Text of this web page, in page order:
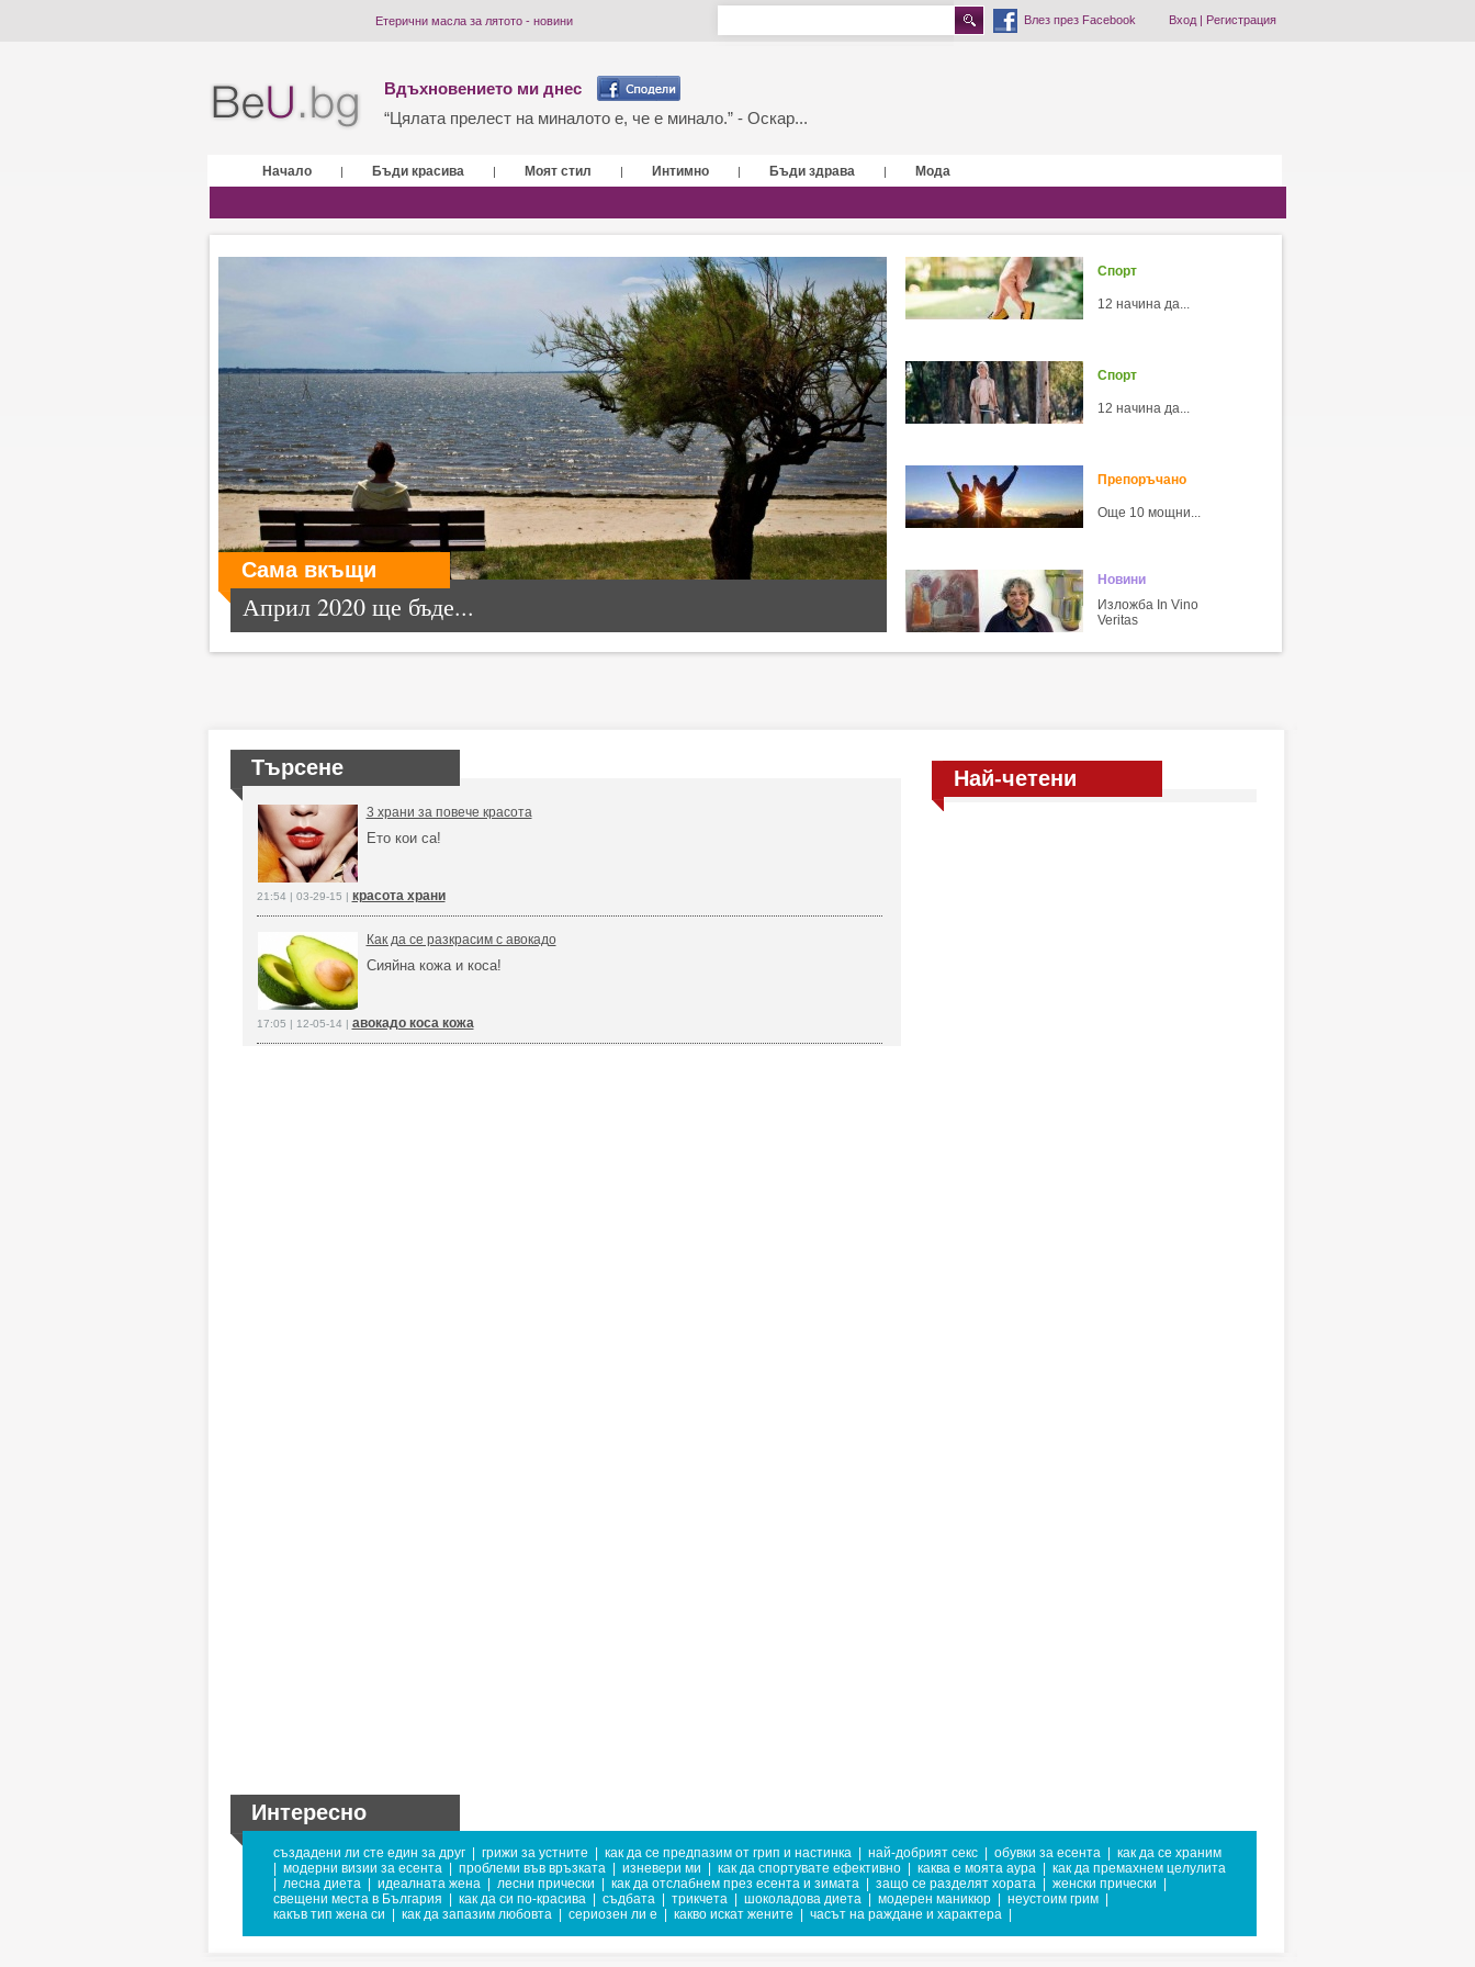
Етерични масла за лятото - новини Влез през Facebook Вход| Регистрация
Вдъхновението ми днес
“Цялата прелест на миналото е, че е минало.” - Оскар...
Начало | Бъди красива | Моят стил | Интимно | Бъди здрава | Мода
Сама вкъщи
Април 2020 ще бъде...
Спорт
12 начина да...
Спорт
12 начина да...
Препоръчано
Още 10 мощни...
Новини
Изложба In Vino
Veritas
Търсене
3 храни за повече красота
Ето кои са!
21:54 | 03-29-15 | красота храни
Как да се разкрасим с авокадо
Сияйна кожа и коса!
17:05 | 12-05-14 | авокадо коса кожа
Най-четени
Интересно
създадени ли сте един за друг грижи за устните как да се предпазим от грип и настинка най-добрият секс обувки за есента
как да се храним
модерни визии за есента проблеми във връзката изневери ми как да спортувате ефективно каква е моята аура
как да премахнем целулита
лесна диета идеалната жена лесни прически как да отслабнем през есента и зимата защо се разделят хората женски прически
свещени места в България
как да си по-красива съдбата трикчета шоколадова диета модерен маникюр неустоим грим
какъв тип жена си
как да запазим любовта сериозен ли е какво искат жените часът на раждане и характера